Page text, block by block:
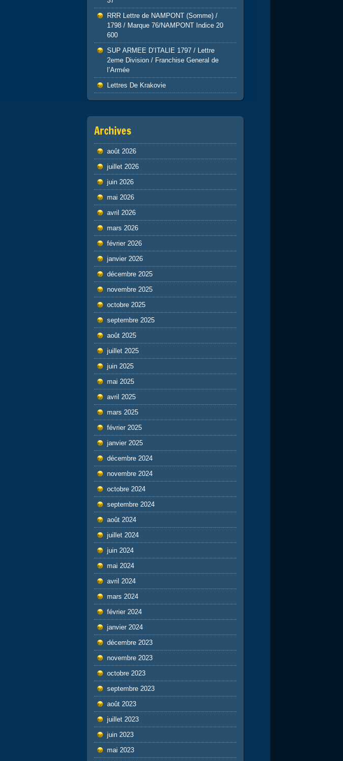
RRR Lettre de NAMPONT (Somme) /
1798 / Marque 76/NAMPONT Indice 20
600
SUP ARMEE D’ITALIE 1797 / Lettre
2eme Division / Franchise General de
l’Armée
Lettres De Krakovie
Archives
août 2026
juillet 2026
juin 2026
mai 2026
avril 2026
mars 2026
février 2026
janvier 2026
décembre 2025
novembre 2025
octobre 2025
septembre 2025
août 2025
juillet 2025
juin 2025
mai 2025
avril 2025
mars 2025
février 2025
janvier 2025
décembre 2024
novembre 2024
octobre 2024
septembre 2024
août 2024
juillet 2024
juin 2024
mai 2024
avril 2024
mars 2024
février 2024
janvier 2024
décembre 2023
novembre 2023
octobre 2023
septembre 2023
août 2023
juillet 2023
juin 2023
mai 2023